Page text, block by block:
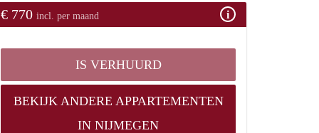
€ 770 incl. per maand
IS VERHUURD
BEKIJK ANDERE APPARTEMENTEN
IN NIJMEGEN